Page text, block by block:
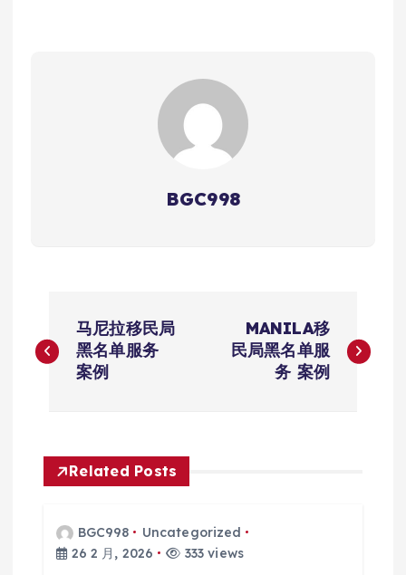
BGC998
章
航
马尼拉移民局
黑名单服务
案例
MANILA移
民局黑名单服
务 案例
Related Posts
BGC998
Uncategorized
26 2 月, 2026
333 views